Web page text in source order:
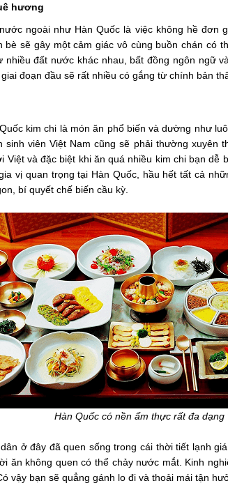
hương
ngoài như Hàn Quốc là việc không hề đơn
bè sẽ gây một cảm giác vô cùng buồn chán có
đất nước khác nhau, bất đồng ngôn ngữ
đoạn đầu sẽ rất nhiều có gắng từ chính bản
kim chi là món ăn phổ biến và dường như
sinh viên Việt Nam cũng sẽ phải thường
Việt và đặc biệt khi ăn quá nhiều kim chi bạn
vị quan trọng tại Hàn Quốc, hầu hết tất cả
bí quyết chế biến cầu kỳ.
Hàn Quốc có nền ẩm thực rất đa dạng
ở đây đã quen sống trong cái thời tiết lạnh
ăn không quen có thể chảy nước mắt. Kinh
vậy bạn sẽ quẳng gánh lo đi và thoải mái tận